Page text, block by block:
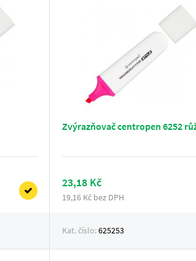
Zvýrazňovač centropen 6252
23,18 Kč
19,16 Kč bez DPH
Kat. číslo:625253